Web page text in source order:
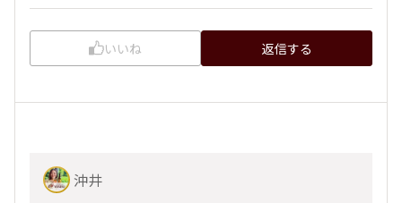
いいね 返信する
沖井